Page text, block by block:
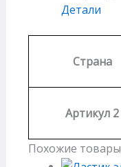
Детали
Страна
Артикул 2
Похожие товары